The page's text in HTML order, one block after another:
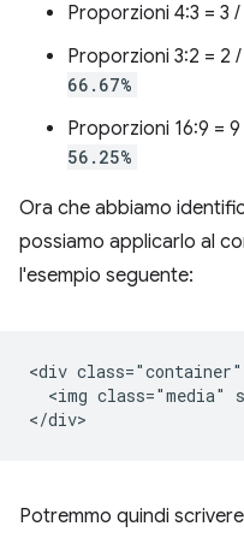
Proporzioni 4:3 = 3
Proporzioni 3:2 = 2
66.67%
Proporzioni 16:9 =
56.25%
Ora che abbiamo
possiamo applicarlo al
l'esempio seguente:
<div
<img class="media"
Potremmo quindi